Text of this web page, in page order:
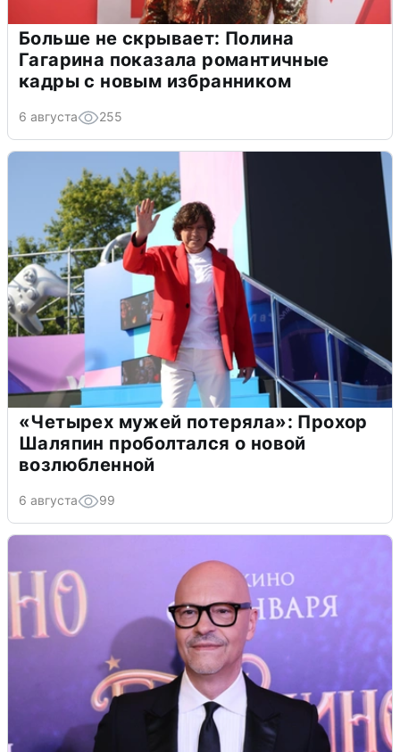
Больше не скрывает: Полина
Гагарина показала романтичные
кадры с новым избранником
6 августа 255
«Четырех мужей потеряла»: Прохор
Шаляпин проболтался о новой
возлюбленной
6 августа 99